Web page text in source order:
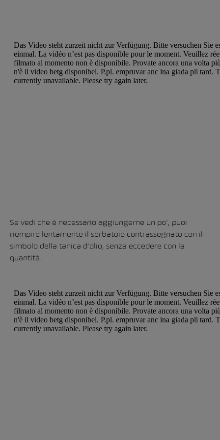
Se vedi che è necessario aggiungerne un po’, puoi
riempire lentamente il serbatoio contrassegnato con il
simbolo della tanica d’olio, senza eccedere con la
quantità.